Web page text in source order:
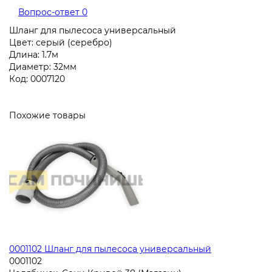
Вопрос-ответ 0
Шланг для пылесоса универсальный
Цвет: серый (серебро)
Длина: 1.7м
Диаметр: 32мм
Код: 0007120
Похожие товары
0001102 Шланг для пылесоса универсальный
0001102